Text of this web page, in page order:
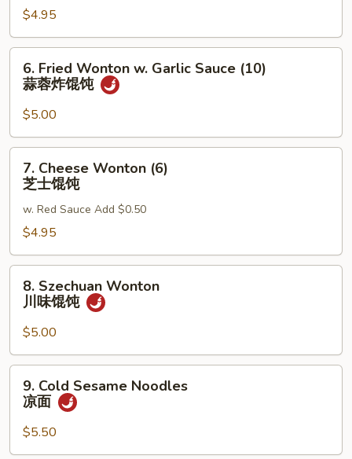
(10)
炸
馄
$4.95
Fried
Wonton
Garlic
Sauce
(10)
饨
6. Fried Wonton w. Garlic Sauce (10)
蒜蓉炸馄饨
$5.00
Cheese
Wonton
(6)
士
馄
7. Cheese Wonton (6)
芝士馄饨
w. Red Sauce Add $0.50
$4.95
Szechuan
Wonton
味
馄
8. Szechuan Wonton
川味馄饨
$5.00
Cold
Sesame
Noodles
凉
9. Cold Sesame Noodles
凉面
$5.50